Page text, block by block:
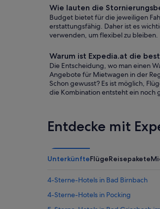
Wie lauten die
Budget bietet für die jeweiligen
erstattungsfähig. Daher ist es
verwenden, um flexibel zu bleiben.
Warum ist Expedia.at die
Die Entscheidung, wo man einen
Angebote für Mietwagen in der
Schon gewusst? Es ist möglich,
die Kombination entsteht ein noch
Entdecke mit
UnterkünfteFlügeReisepakete
4-Sterne-Hotels in Bad Birnbach
4-Sterne-Hotels in Pocking